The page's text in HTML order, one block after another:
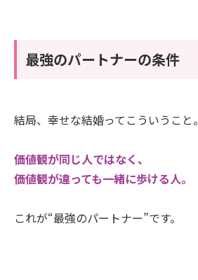
最強のパートナーの条件
結局、幸せな結婚ってこういうこと。
価値観が同じ人ではなく、
価値観が違っても一緒に歩ける人。
これが“最強のパートナー”です。